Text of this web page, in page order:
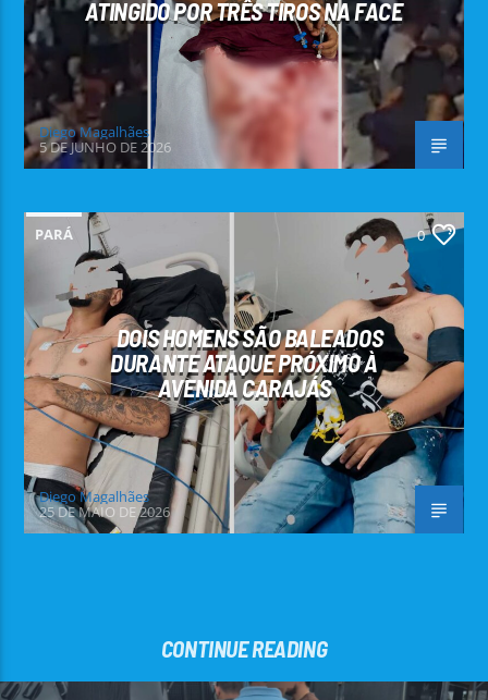
ATINGIDO POR TRÊS TIROS NA FACE
Diego Magalhães
5 DE JUNHO DE 2026
PARÁ 0
DOIS HOMENS SÃO BALEADOS
DURANTE ATAQUE PRÓXIMO À
AVENIDA CARAJÁS
Diego Magalhães
25 DE MAIO DE 2026
CONTINUE READING